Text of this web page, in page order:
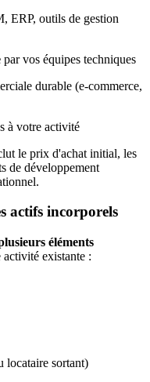
ERP, outils de gestion
par vos équipes techniques
durable (e-commerce,
à votre activité
le prix d'achat initial, les
de développement
actifs incorporels
éléments
existante :
locataire sortant)